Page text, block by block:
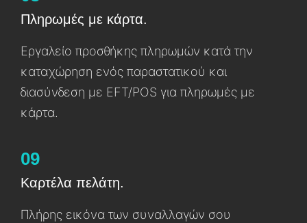
Πληρωμές με κάρτα.
Εργαλείο προσθήκης πληρωμών κατά την
καταχώρηση ενός παραστατɩκού και
διασύνδεση με EFT/POS για πληρωμές με
κάρτα.
09
Καρτέλα πελάτη.
Πλήρης εɩκόνα των συναλλαγών σου